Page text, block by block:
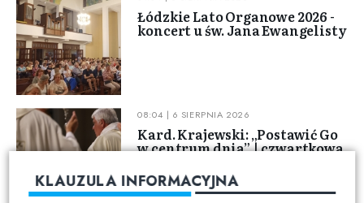
Łódzkie Lato Organowe 2026 -
koncert u św. Jana Ewangelisty
08:04 | 6 SIERPNIA 2026
Kard. Krajewski: „Postawić Go
w centrum dnia” | czwartkowa
Katedrze
KLAUZULA INFORMACYJNA